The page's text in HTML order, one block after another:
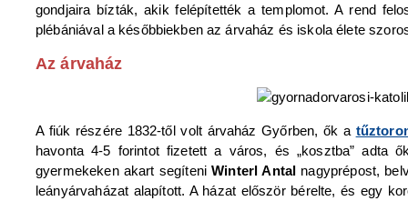
gondjaira bízták, akik felépítették a templomot. A rend
plébániával a későbbiekben az árvaház és iskola élete
Az árvaház
A fiúk részére 1832-től volt árvaház Győrben, ők a
havonta 4-5 forintot fizetett a város, és „kosztba” adta
gyermekeken akart segíteniWinterl Antal nagyprépost,
leányárvaházat alapított. A házat először bérelte, és egy